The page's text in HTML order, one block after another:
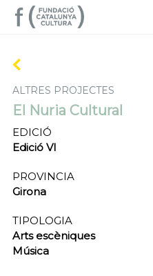
ALTRES PROJECTES
El Nuria Cultural
EDICIÓ
Edició VI
PROVINCIA
Girona
TIPOLOGIA
Arts escèniques
Música